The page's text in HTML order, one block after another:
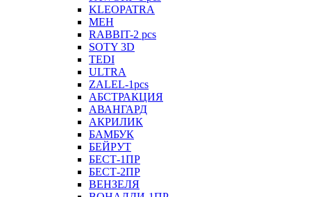
KLEOPATRA
MEH
RABBIT-2 pcs
SOTY 3D
TEDI
ULTRA
ZALEL-1pcs
АБСТРАКЦИЯ
АВАНГАРД
АКРИЛИК
БАМБУК
БЕЙРУТ
БЕСТ-1ПР
БЕСТ-2ПР
ВЕНЗЕЛЯ